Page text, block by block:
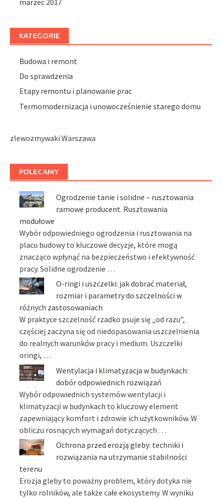
KATEGORIE
Budowa i remont
Do sprawdzenia
Etapy remontu i planowanie prac
Termomodernizacja i unowocześnienie starego domu
zlewozmywaki Warszawa
POLECAMY
Ogrodzenie tanie i solidne – rusztowania
ramowe producent. Rusztowania
modułowe
Wybór odpowiedniego ogrodzenia i rusztowania na
placu budowy to kluczowe decyzje, które mogą
znacząco wpłynąć na bezpieczeństwo i efektywność
pracy. Solidne ogrodzenie …
O-ringi i uszczelki: jak dobrać materiał,
rozmiar i parametry do szczelności w
różnych zastosowaniach
W praktyce szczelność rzadko psuje się „od razu”,
częściej zaczyna się od niedopasowania uszczelnienia
do realnych warunków pracy i medium. Uszczelki
oringi, …
Wentylacja i klimatyzacja w budynkach:
dobór odpowiednich rozwiązań
Wybór odpowiednich systemów wentylacji i
klimatyzacji w budynkach to kluczowy element
zapewniający komfort i zdrowie ich użytkowników. W
obliczu rosnących wymagań dotyczących …
Ochrona przed erozją gleby: techniki i
rozwiązania na utrzymanie stabilności
terenu
Erozja gleby to poważny problem, który dotyka nie
tylko rolników, ale także całe ekosystemy. W wyniku